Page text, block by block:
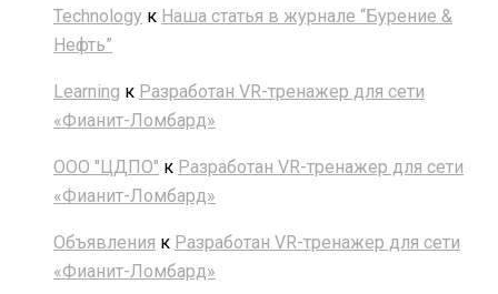
Technology к Наша статья в журнале “Бурение &
Нефть”
Learning к Разработан VR-тренажер для сети
«Фианит-Ломбард»
ООО "ЦДПО" к Разработан VR-тренажер для сети
«Фианит-Ломбард»
Объявления к Разработан VR-тренажер для сети
«Фианит-Ломбард»